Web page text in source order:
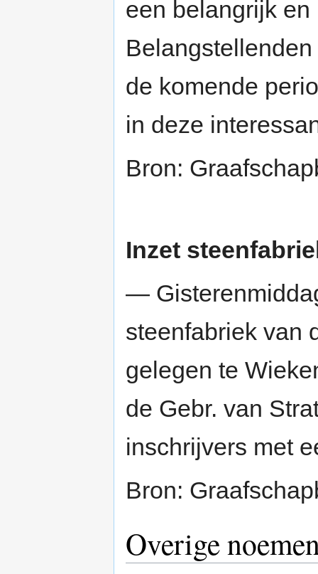
een belangrijk
de komende
in deze
Bron:
Inzet
—
steenfabriek van
gelegen te
de Gebr. van
inschrijvers met
Bron:
Overige